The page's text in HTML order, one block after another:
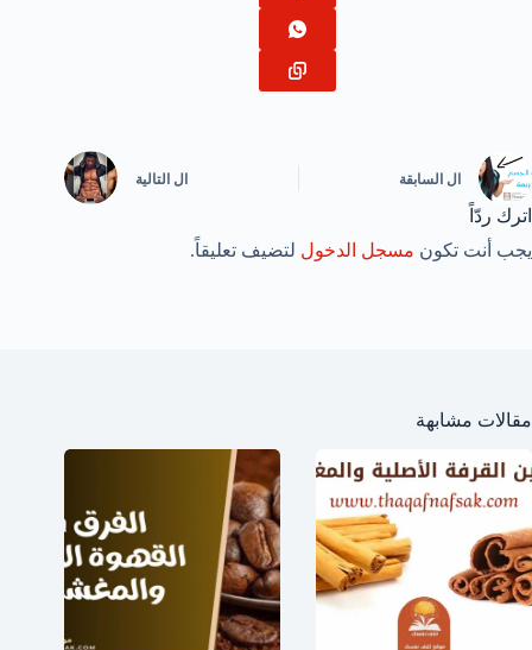
ال السابقة ال التالية
اترك ردّاً
يجب أنت تكون مسجل الدخول لتضيف تعليقاً.
مقالات مشابهة